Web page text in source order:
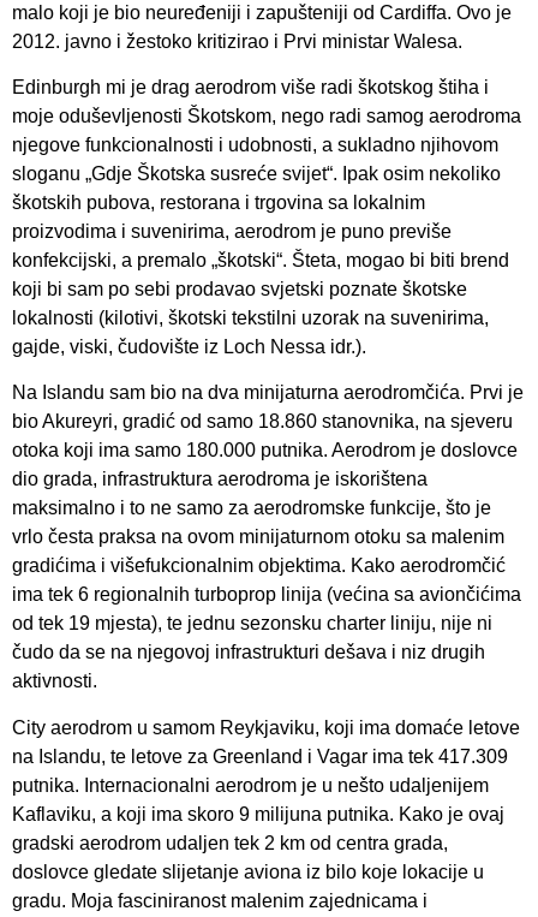
malo koji je bio neuređeniji i zapušteniji od Cardiffa. Ovo je
2012. javno i žestoko kritizirao i Prvi ministar Walesa.
Edinburgh mi je drag aerodrom više radi škotskog štiha i
moje oduševljenosti Škotskom, nego radi samog aerodroma
njegove funkcionalnosti i udobnosti, a sukladno njihovom
sloganu „Gdje Škotska susreće svijet“. Ipak osim nekoliko
škotskih pubova, restorana i trgovina sa lokalnim
proizvodima i suvenirima, aerodrom je puno previše
konfekcijski, a premalo „škotski“. Šteta, mogao bi biti brend
koji bi sam po sebi prodavao svjetski poznate škotske
lokalnosti (kilotivi, škotski tekstilni uzorak na suvenirima,
gajde, viski, čudovište iz Loch Nessa idr.).
Na Islandu sam bio na dva minijaturna aerodromčića. Prvi je
bio Akureyri, gradić od samo 18.860 stanovnika, na sjeveru
otoka koji ima samo 180.000 putnika. Aerodrom je doslovce
dio grada, infrastruktura aerodroma je iskorištena
maksimalno i to ne samo za aerodromske funkcije, što je
vrlo česta praksa na ovom minijaturnom otoku sa malenim
gradićima i višefukcionalnim objektima. Kako aerodromčić
ima tek 6 regionalnih turboprop linija (većina sa aviončićima
od tek 19 mjesta), te jednu sezonsku charter liniju, nije ni
čudo da se na njegovoj infrastrukturi dešava i niz drugih
aktivnosti.
City aerodrom u samom Reykjaviku, koji ima domaće letove
na Islandu, te letove za Greenland i Vagar ima tek 417.309
putnika. Internacionalni aerodrom je u nešto udaljenijem
Kaflaviku, a koji ima skoro 9 milijuna putnika. Kako je ovaj
gradski aerodrom udaljen tek 2 km od centra grada,
doslovce gledate slijetanje aviona iz bilo koje lokacije u
gradu. Moja fasciniranost malenim zajednicama i